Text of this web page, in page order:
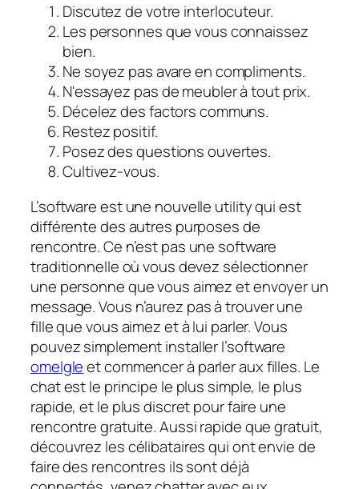
Discutez de votre interlocuteur.
Les personnes que vous connaissez
bien.
Ne soyez pas avare en compliments.
N'essayez pas de meubler à tout prix.
Décelez des factors communs.
Restez positif.
Posez des questions ouvertes.
Cultivez-vous.
L’software est une nouvelle utility qui est
différente des autres purposes de
rencontre. Ce n’est pas une software
traditionnelle où vous devez sélectionner
une personne que vous aimez et envoyer un
message. Vous n’aurez pas à trouver une
fille que vous aimez et à lui parler. Vous
pouvez simplement installer l’software
omelgleet commencer à parler aux filles. Le
chat est le principe le plus simple, le plus
rapide, et le plus discret pour faire une
rencontre gratuite. Aussi rapide que gratuit,
découvrez les célibataires qui ont envie de
faire des rencontres ils sont déjà